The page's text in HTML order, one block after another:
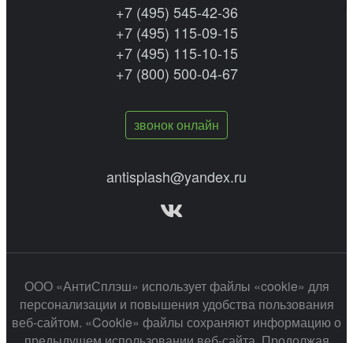
+7 (495) 545-42-36
+7 (495) 115-09-15
+7 (495) 115-10-15
+7 (800) 500-04-67
звонок онлайн
antisplash@yandex.ru
ООО «АнтиСплэш» использует файлы «cookie» для
персонализации и повышения удобства пользования
веб-сайтом. «Cookie» файлы сохраняют информацию о